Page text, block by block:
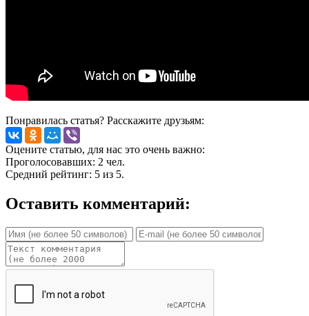
Понравилась статья? Расскажите друзьям:
Оцените статью, для нас это очень важно:
Проголосовавших: 2 чел.
Средний рейтинг: 5 из 5.
Оставить комментарий: